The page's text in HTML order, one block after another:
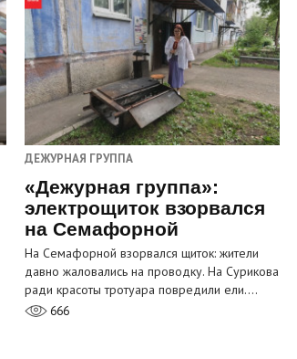
ДЕЖУРНАЯ ГРУППА
«Дежурная группа»:
электрощиток взорвался
на Семафорной
На Семафорной взорвался щиток: жители
давно жаловались на проводку. На Сурикова
ради красоты тротуара повредили ели.…
666